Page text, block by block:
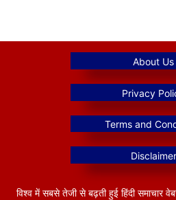
विश्व में सबसे तेजी से बढ़ती हुई हिंदी समाचार